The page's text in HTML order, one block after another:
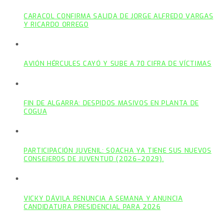
CARACOL CONFIRMA SALIDA DE JORGE ALFREDO VARGAS
Y RICARDO ORREGO
AVIÓN HÉRCULES CAYÓ Y SUBE A 70 CIFRA DE VÍCTIMAS
FIN DE ALGARRA: DESPIDOS MASIVOS EN PLANTA DE
COGUA
PARTICIPACIÓN JUVENIL: SOACHA YA TIENE SUS NUEVOS
CONSEJEROS DE JUVENTUD (2026–2029).
VICKY DÁVILA RENUNCIA A SEMANA Y ANUNCIA
CANDIDATURA PRESIDENCIAL PARA 2026